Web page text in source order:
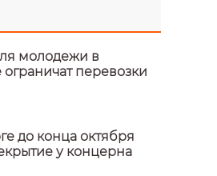
молодежи в
ограничат перевозки
до конца октября
у концерна